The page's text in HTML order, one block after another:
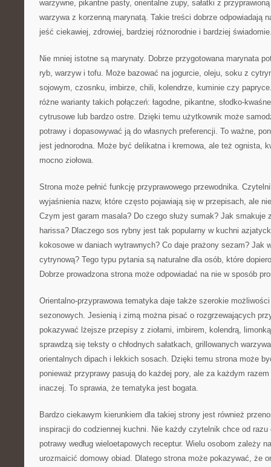
warzywne, pikantne pasty, orientalne zupy, sałatki z
warzywa z korzenną marynatą. Takie treści dobrze odpowiadają
jeść ciekawiej, zdrowiej, bardziej różnorodnie i bardziej
Nie mniej istotne są marynaty. Dobrze przygotowana marynata
ryb, warzyw i tofu. Może bazować na jogurcie, oleju, soku z
sojowym, czosnku, imbirze, chili, kolendrze, kuminie czy
różne warianty takich połączeń: łagodne, pikantne, słodko-
cytrusowe lub bardzo ostre. Dzięki temu użytkownik może
potrawy i dopasowywać ją do własnych preferencji. To ważne,
jest jednorodna. Może być delikatna i kremowa, ale też ognista,
mocno ziołowa.
Strona może pełnić funkcję przyprawowego przewodnika.
wyjaśnienia nazw, które często pojawiają się w przepisach, ale
Czym jest garam masala? Do czego służy sumak? Jak smakuje
harissa? Dlaczego sos rybny jest tak popularny w kuchni
kokosowe w daniach wytrawnych? Co daje prażony sezam? Jak
cytrynową? Tego typu pytania są naturalne dla osób, które
Dobrze prowadzona strona może odpowiadać na nie w sposób
Orientalno-przyprawowa tematyka daje także szerokie
sezonowych. Jesienią i zimą można pisać o rozgrzewających
pokazywać lżejsze przepisy z ziołami, imbirem, kolendrą,
sprawdzą się teksty o chłodnych sałatkach, grillowanych
orientalnych dipach i lekkich sosach. Dzięki temu strona może
ponieważ przyprawy pasują do każdej pory, ale za każdym
inaczej. To sprawia, że tematyka jest bogata.
Bardzo ciekawym kierunkiem dla takiej strony jest również
inspiracji do codziennej kuchni. Nie każdy czytelnik chce od razu
potrawy według wieloetapowych receptur. Wielu osobom zależy
urozmaicić domowy obiad. Dlatego strona może pokazywać, że